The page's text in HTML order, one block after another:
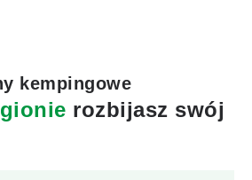
kempingowe
rozbijasz swój